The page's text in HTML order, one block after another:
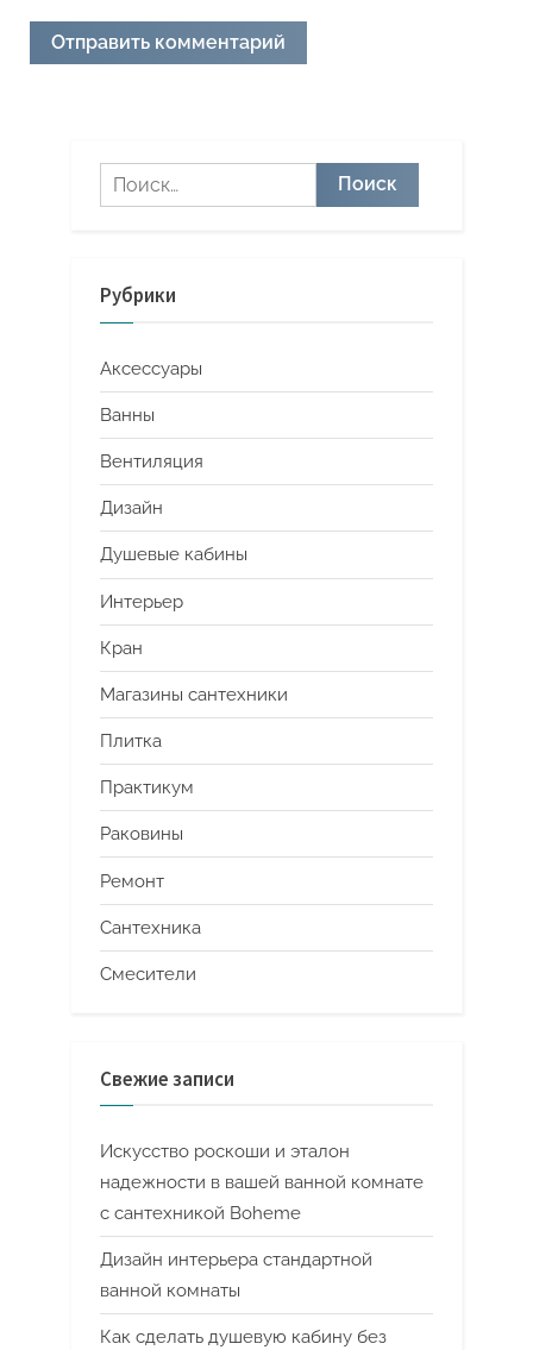
Найти:
Рубрики
Аксессуары
Ванны
Вентиляция
Дизайн
Душевые кабины
Интерьер
Кран
Магазины сантехники
Плитка
Практикум
Раковины
Ремонт
Сантехника
Смесители
Свежие записи
Искусство роскоши и эталон
надежности в вашей ванной комнате
с сантехникой Boheme
Дизайн интерьера стандартной
ванной комнаты
Как сделать душевую кабину без